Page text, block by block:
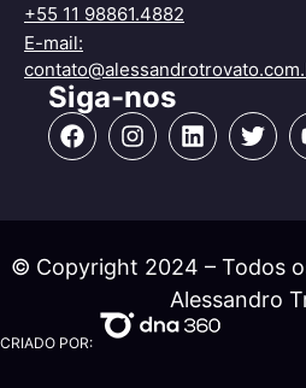
+55 11 98861.4882
E-mail:
Siga-nos
© Copyright 2024 – Todos
Alessandro
CRIADO POR: